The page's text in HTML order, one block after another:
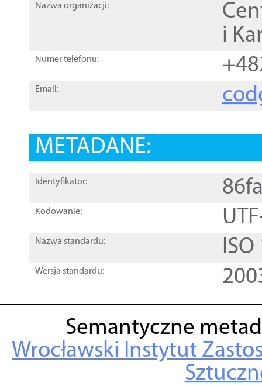
Nazwa organizacji:
i
Numer telefonu:
Email:
METADANE:
Identyfikator:
Kodowanie:
Nazwa standardu:
Wersja standardu:
Semantyczne
Wrocławski Instytut